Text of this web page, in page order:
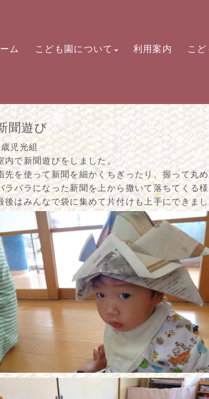
ム こども園について 利用案内 こ
聞遊び
児光組
内で新聞遊びをしました。
先を使って新聞を細かくちぎったり、握って丸
ラバラになった新聞を上から撒いて落ちてくる様
後はみんなで袋に集めて片付けも上手にできま